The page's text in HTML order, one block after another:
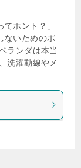
ホント？」
ないためのポ
ランダは本当
洗濯動線やメ